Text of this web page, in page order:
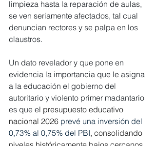
limpieza hasta la reparación de aulas,
se ven seriamente afectados, tal cual
denuncian rectores y se palpa en los
claustros.
Un dato revelador y que pone en
evidencia la importancia que le asigna
a la educación el gobierno del
autoritario y violento primer madantario
es que el presupuesto educativo
nacional 2026 prevé una inversión del
0,73% al 0,75% del PBI, consolidando